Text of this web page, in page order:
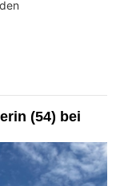
(54) bei